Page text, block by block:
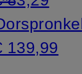
139,99